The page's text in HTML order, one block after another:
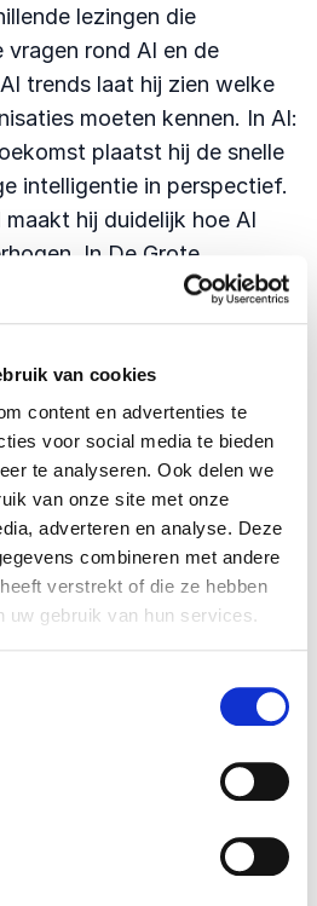
van cookies
content en advertenties te
voor social media te bieden
te analyseren. Ook delen we
van onze site met onze
adverteren en analyse. Deze
combineren met andere
verstrekt of die ze hebben
uw gebruik van hun services.
lezingen die
vragen rond AI en de
trends laat hij zien welke
moeten kennen. In AI:
plaatst hij de snelle
intelligentie in perspectief.
hij duidelijk hoe AI
In De Grote
het publiek mee naar een
op zijn gelijknamige
hij een krachtige keynote:
blauwdruk voor AI succes.
hij in AI en het milieu de
van kunstmatige
en energieverbruik.
mensen in beweging
dat mensen anders
Dat is precies waar
zonder de impact